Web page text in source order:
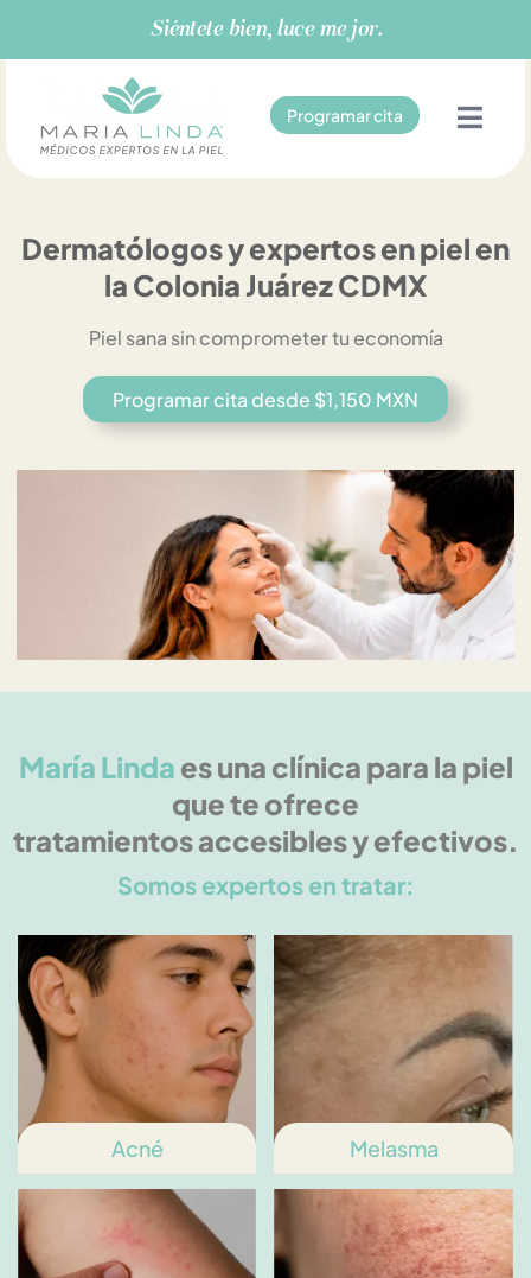
contenido
Siéntete bien, luce mejor.
Programar cita
Dermatólogos y expertos en piel en
la Colonia Juárez CDMX
Piel sana sin comprometer tu economía
Programar cita desde $1,150 MXN
María Linda es una clínica para la piel
que te ofrece
tratamientos accesibles y efectivos.
Somos expertos en tratar:
Acné Melasma